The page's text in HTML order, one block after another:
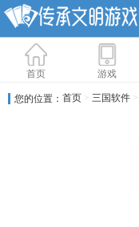
首页 游戏
您的位置： 首页 > 三国软件 >